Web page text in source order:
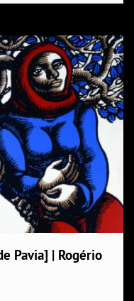
Pavia] | Rogério